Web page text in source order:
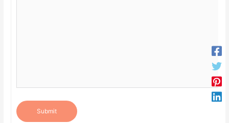
Submit